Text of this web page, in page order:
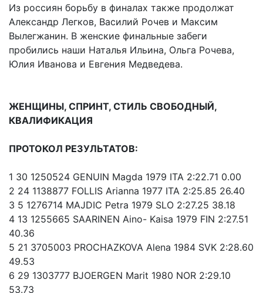
Из россиян борьбу в финалах также продолжат
Александр Легков, Василий Рочев и Максим
Вылегжанин. В женские финальные забеги
пробились наши Наталья Ильина, Ольга Рочева,
Юлия Иванова и Евгения Медведева.
ЖЕНЩИНЫ, СПРИНТ, СТИЛЬ СВОБОДНЫЙ,
КВАЛИФИКАЦИЯ
ПРОТОКОЛ РЕЗУЛЬТАТОВ:
1 30 1250524 GENUIN Magda 1979 ITA 2:22.71 0.00
2 24 1138877 FOLLIS Arianna 1977 ITA 2:25.85 26.40
3 5 1276714 MAJDIC Petra 1979 SLO 2:27.25 38.18
4 13 1255665 SAARINEN Aino- Kaisa 1979 FIN 2:27.51
40.36
5 21 3705003 PROCHAZKOVA Alena 1984 SVK 2:28.60
49.53
6 29 1303777 BJOERGEN Marit 1980 NOR 2:29.10
53.73